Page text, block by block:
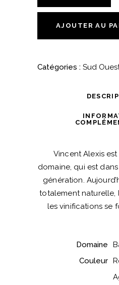
2021
quantité
AJOUTER AU
Catégories : Sud
Vincent Alexis
domaine, qui est
génération.
totalement naturelle,
les vinifications se
Domaine
Couleur